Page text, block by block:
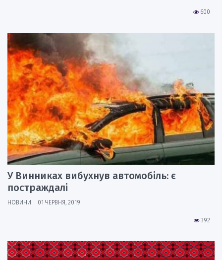
600
У Винниках вибухнув автомобіль: є
постраждалі
НОВИНИ 01 ЧЕРВНЯ, 2019
392